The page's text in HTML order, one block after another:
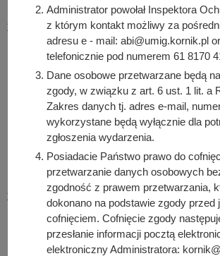
Posiadacie Państwo:
na podstawie 15 RODO prawo
osobowych Państwa dotyczących;
na podstawie 16 RODO prawo do
uzupełnienia Państwa danych
skorzystanie z prawa do sprostowania
nie może skutkować zmianą wyniku
udzielenie zamówienia publicznego
postanowień umowy w zakresie
PZP oraz nie może naruszać
oraz jego załączników;
na podstawie 18 RODO prawo żądania
administratora ograniczenia
osobowych z zastrzeżeniem
mowa w art. 18 ust. 2 RODO, przy
Administrator powołał Inspektora
z którym kontakt możliwy za
adresu e - mail: abi@umig.kornik.pl
telefonicznie pod numerem 61 8170
Dane osobowe przetwarzane będą
zgody, w związku z art. 6 ust. 1 lit. a
Zakres danych tj. adres e-mail,
wykorzystane będą wyłącznie dla
zgłoszenia wydarzenia.
Posiadacie Państwo prawo do
przetwarzanie danych osobowych
zgodność z prawem przetwarzania,
dokonano na podstawie zgody przed
cofnięciem. Cofnięcie zgody
przesłanie informacji pocztą
elektroniczny Administratora: